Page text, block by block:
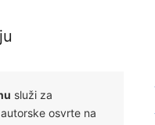
služi za
osvrte na